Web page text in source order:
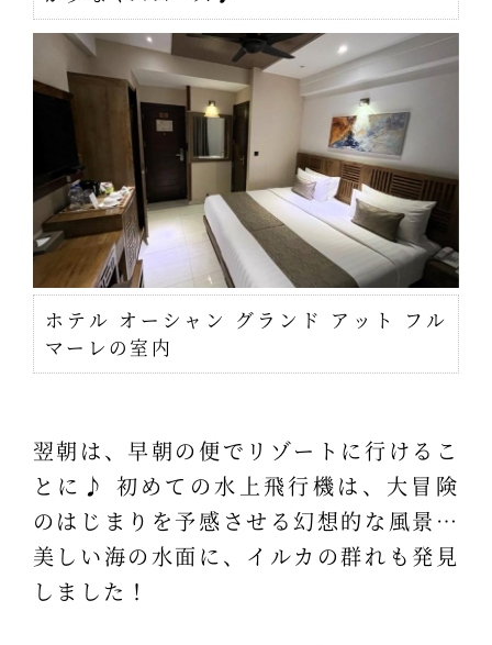
ホテル オーシャン グランド アット フル
マーレの室内
翌朝は、早朝の便でリゾートに行けるこ
とに♪ 初めての水上飛行機は、大冒険
のはじまりを予感させる幻想的な風景…
美しい海の水面に、イルカの群れも発見
しました！